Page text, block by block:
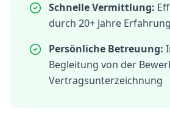
Schnelle Vermittlung:
durch 20+ Jahre Erfahrung
Persönliche Betreuung:
Begleitung von der
Vertragsunterzeichnung